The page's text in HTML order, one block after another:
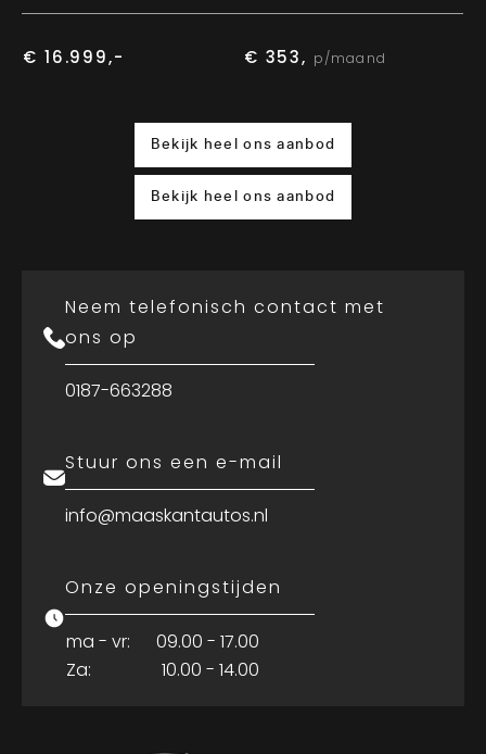
€ 16.999,- € 353, p/maand
Bekijk heel ons aanbod
Bekijk heel ons aanbod
Neem telefonisch contact met
ons op
0187-663288
Stuur ons een e-mail
info@maaskantautos.nl
Onze openingstijden
ma - vr:
09.00 - 17.00
Za:
10.00 - 14.00